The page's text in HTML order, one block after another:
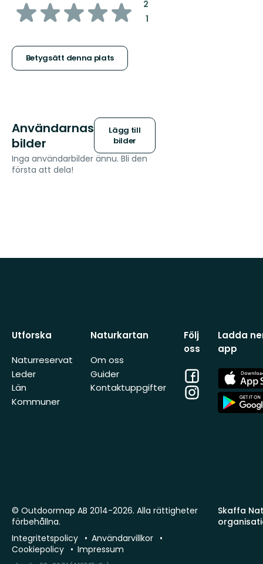
av
stjärnor
Betygsätt denna plats
2:
1:
Användarnas
bilder
Lägg till
bilder
Inga användarbilder ännu. Bli den
första att dela!
Utforska
Naturreservat
Leder
Län
Kommuner
Naturkartan
Om oss
Guider
Kontaktuppgifter
Följ
oss
Facebook
Instagram
Ladda
app
App
Store
App
Store
Skaffa
© Outdoormap AB 2014-2026. Alla rättigheter
förbehållna.
Integritetspolicy
Användarvillkor
Cookiepolicy
Impressum